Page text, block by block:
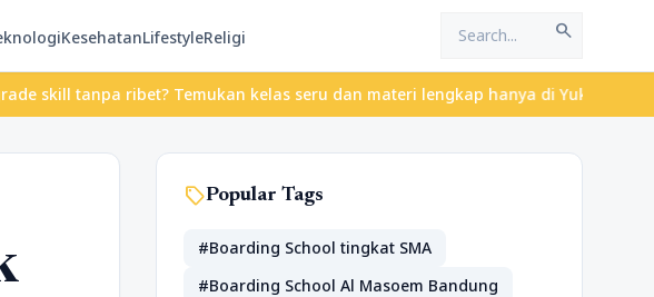
KesehatanLifestyleReligi search
tanpa ribet? Temukan kelas seru dan materi lengkap hanya di
sellPopular Tags
#Boarding School tingkat SMA
#Boarding School Al Masoem Bandung